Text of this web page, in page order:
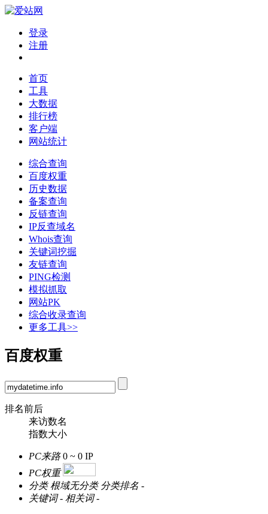
登录
注册
首页
工具
大数据
排行榜
客户端
网站统计
综合查询
百度权重
历史数据
备案查询
反链查询
IP反查域名
Whois查询
关键词挖掘
友链查询
PING检测
模拟抓取
网站PK
综合收录查询
更多工具>>
百度权重
排名前后
来访数名
指数大小
PC来路 0 ~ 0 IP
PC权重
分类 根域无分类 分类排名 -
关键词 - 相关词 -